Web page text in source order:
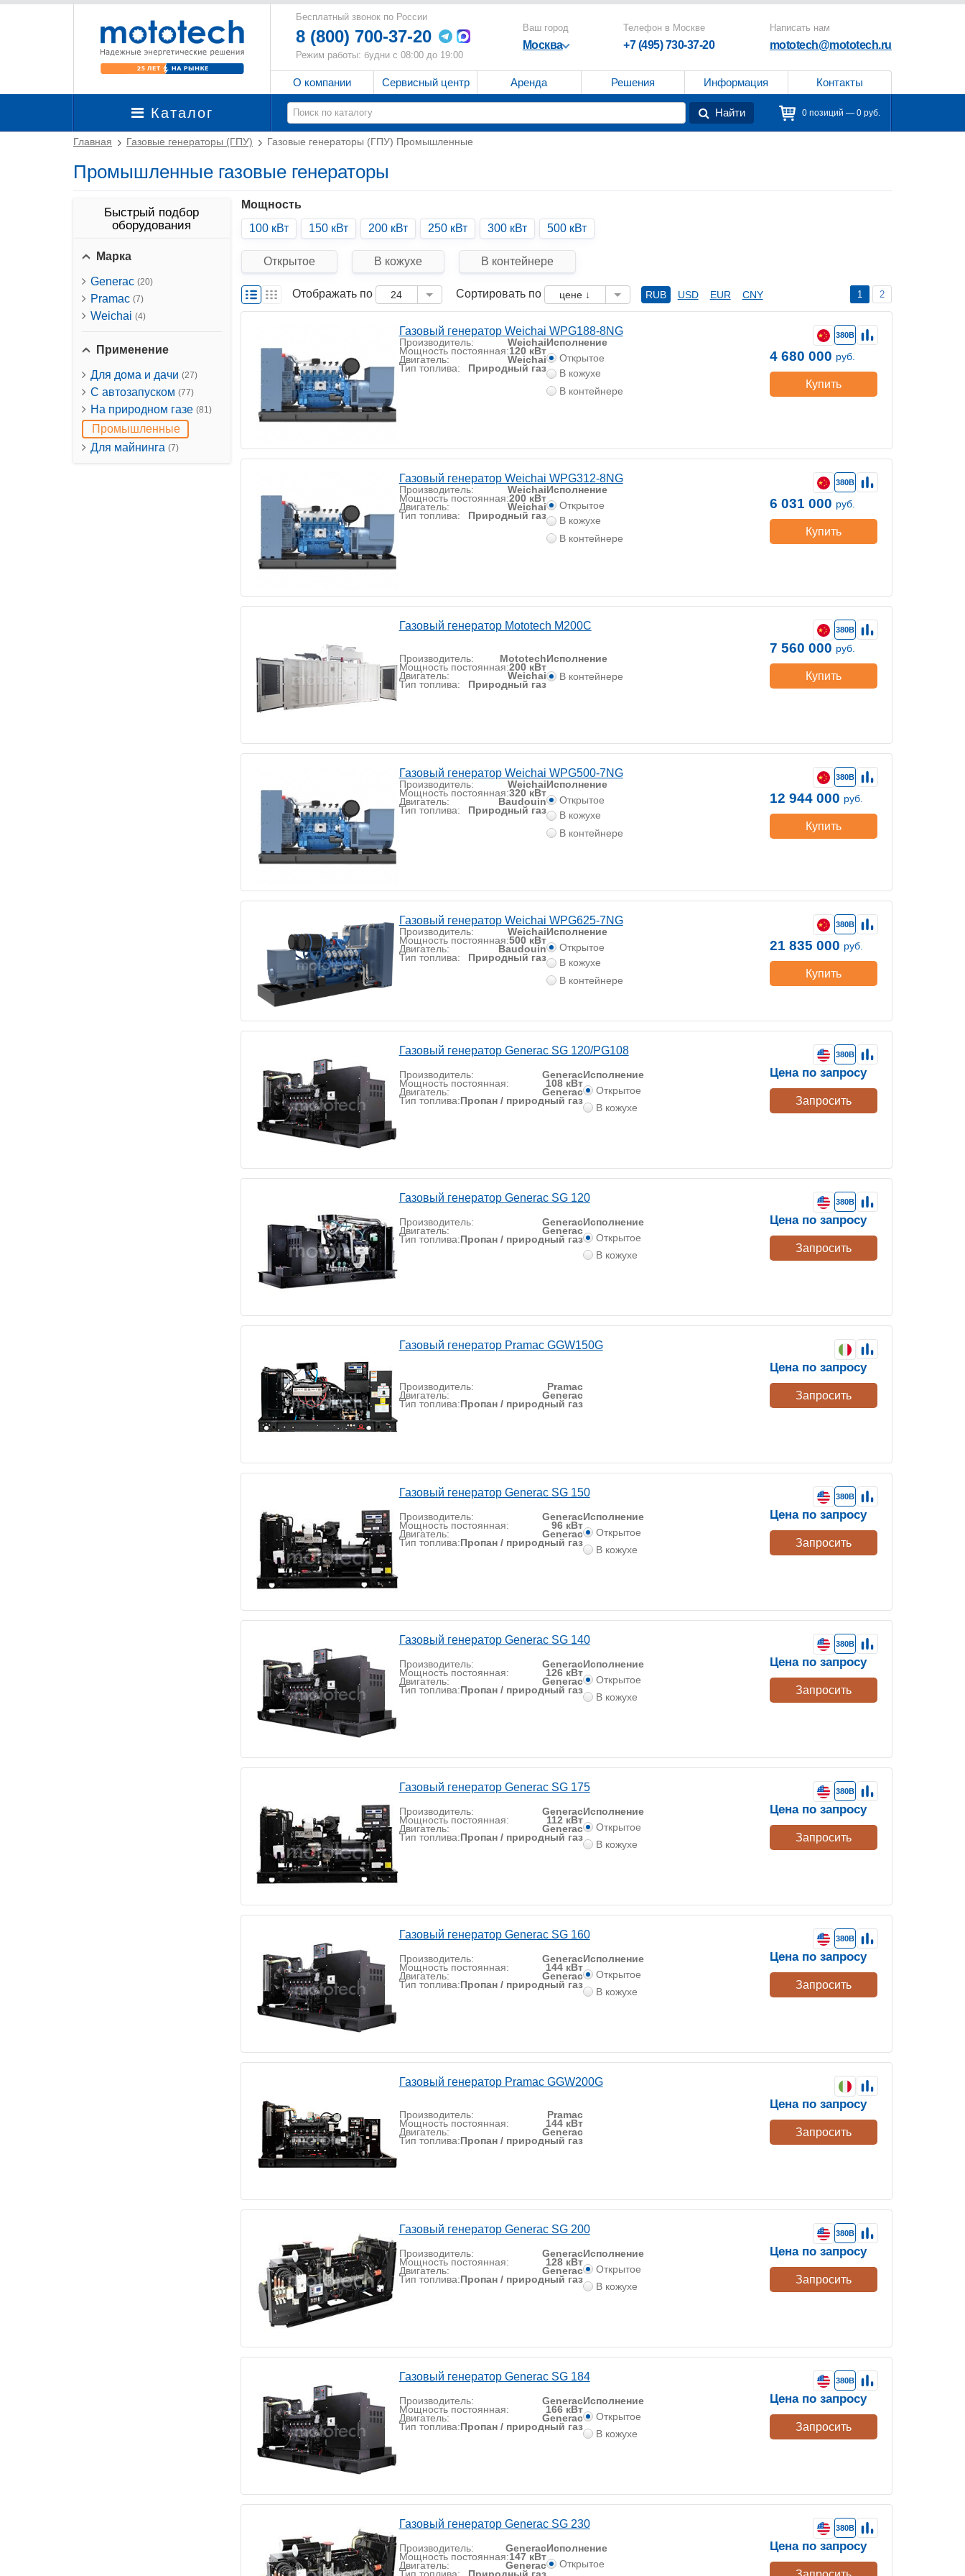
Бесплатный звонок по России
8 (800) 700-37-20
Режим работы: будни с 08:00 до 19:00
Ваш город
Москва
Телефон в Москве
+7 (495) 730-37-20
Написать нам
mototech@mototech.ru
О компании Сервисный центр Аренда Решения Информация Контакты
Каталог Найти 0 позиций — 0 руб.
Главная Газовые генераторы (ГПУ) Газовые генераторы (ГПУ) Промышленные
Промышленные газовые генераторы
Быстрый подбор
оборудования
Марка
Generac (20)
Pramac (7)
Weichai (4)
Применение
Для дома и дачи (27)
С автозапуском (77)
На природном газе (81)
Промышленные
Для майнинга (7)
Мощность
100 кВт
150 кВт 200 кВт 250 кВт 300 кВт 500 кВт
Открытое В кожухе В контейнере
Отображать по 24 Сортировать по цене ↓ RUB USD EUR CNY 1 2
Газовый генератор Weichai WPG188-8NG
Производитель: Weichai
Мощность постоянная:120 кВт
Двигатель: Weichai
Тип топлива: Природный газ
Исполнение
Открытое
В кожухе
В контейнере
380В
4 680 000 руб.
Купить
Газовый генератор Weichai WPG312-8NG
Производитель: Weichai
Мощность постоянная:200 кВт
Двигатель: Weichai
Тип топлива: Природный газ
Исполнение
Открытое
В кожухе
В контейнере
380В
6 031 000 руб.
Купить
Газовый генератор Mototech М200C
Производитель: Mototech
Мощность постоянная:200 кВт
Двигатель: Weichai
Тип топлива: Природный газ
Исполнение
В контейнере
380В
7 560 000 руб.
Купить
Газовый генератор Weichai WPG500-7NG
Производитель: Weichai
Мощность постоянная:320 кВт
Двигатель: Baudouin
Тип топлива: Природный газ
Исполнение
Открытое
В кожухе
В контейнере
380В
12 944 000 руб.
Купить
Газовый генератор Weichai WPG625-7NG
Производитель: Weichai
Мощность постоянная:500 кВт
Двигатель: Baudouin
Тип топлива: Природный газ
Исполнение
Открытое
В кожухе
В контейнере
380В
21 835 000 руб.
Купить
Газовый генератор Generac SG 120/PG108
Производитель: Generac
Мощность постоянная: 108 кВт
Двигатель: Generac
Тип топлива:Пропан / природный газ
Исполнение
Открытое
В кожухе
380В
Цена по запросу
Запросить
Газовый генератор Generac SG 120
Производитель: Generac
Двигатель: Generac
Тип топлива:Пропан / природный газ
Исполнение
Открытое
В кожухе
380В
Цена по запросу
Запросить
Газовый генератор Pramac GGW150G
Производитель: Pramac
Двигатель: Generac
Тип топлива:Пропан / природный газ
Цена по запросу
Запросить
Газовый генератор Generac SG 150
Производитель: Generac
Мощность постоянная: 96 кВт
Двигатель: Generac
Тип топлива:Пропан / природный газ
Исполнение
Открытое
В кожухе
380В
Цена по запросу
Запросить
Газовый генератор Generac SG 140
Производитель: Generac
Мощность постоянная: 126 кВт
Двигатель: Generac
Тип топлива:Пропан / природный газ
Исполнение
Открытое
В кожухе
380В
Цена по запросу
Запросить
Газовый генератор Generac SG 175
Производитель: Generac
Мощность постоянная: 112 кВт
Двигатель: Generac
Тип топлива:Пропан / природный газ
Исполнение
Открытое
В кожухе
380В
Цена по запросу
Запросить
Газовый генератор Generac SG 160
Производитель: Generac
Мощность постоянная: 144 кВт
Двигатель: Generac
Тип топлива:Пропан / природный газ
Исполнение
Открытое
В кожухе
380В
Цена по запросу
Запросить
Газовый генератор Pramac GGW200G
Производитель: Pramac
Мощность постоянная: 144 кВт
Двигатель: Generac
Тип топлива:Пропан / природный газ
Цена по запросу
Запросить
Газовый генератор Generac SG 200
Производитель: Generac
Мощность постоянная: 128 кВт
Двигатель: Generac
Тип топлива:Пропан / природный газ
Исполнение
Открытое
В кожухе
380В
Цена по запросу
Запросить
Газовый генератор Generac SG 184
Производитель: Generac
Мощность постоянная: 166 кВт
Двигатель: Generac
Тип топлива:Пропан / природный газ
Исполнение
Открытое
В кожухе
380В
Цена по запросу
Запросить
Газовый генератор Generac SG 230
Производитель: Generac
Мощность постоянная:147 кВт
Двигатель: Generac
Исполнение
Открытое
380В
Цена по запросу